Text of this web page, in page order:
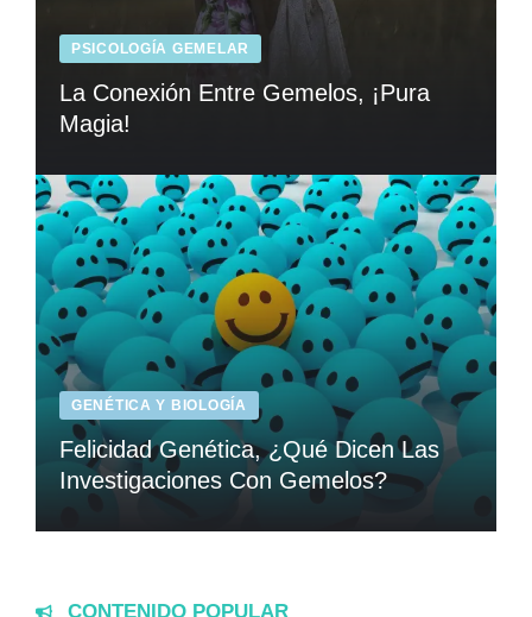
PSICOLOGÍA GEMELAR
La Conexión Entre Gemelos, ¡Pura
Magia!
GENÉTICA Y BIOLOGÍA
Felicidad Genética, ¿Qué Dicen Las
Investigaciones Con Gemelos?
CONTENIDO POPULAR